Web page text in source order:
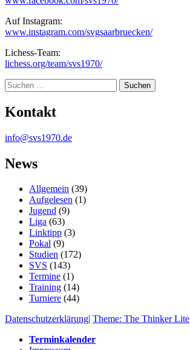
Auf Instagram:
www.instagram.com/svgsaarbruecken/
Lichess-Team:
lichess.org/team/svs1970/
Suche
Kontakt
info@svs1970.de
News
Allgemein (39)
Aufgelesen (1)
Jugend (9)
Liga (63)
Linktipp (3)
Pokal (9)
Studien (172)
SVS (143)
Termine (1)
Training (14)
Turniere (44)
Datenschutzerklärung| Theme: The Thinker Lite
Terminkalender